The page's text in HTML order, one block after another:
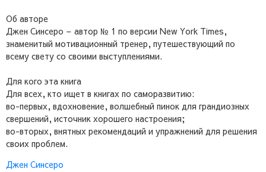
Об авторе
Джен Синсеро – автор № 1 по версии New York Times,
знаменитый мотивационный тренер, путешествующий по
всему свету со своими выступлениями.
Для кого эта книга
Для всех, кто ищет в книгах по саморазвитию:
во-первых, вдохновение, волшебный пинок для грандиозных
свершений, источник хорошего настроения;
во-вторых, внятных рекомендаций и упражнений для решения
своих проблем.
Джен Синсеро